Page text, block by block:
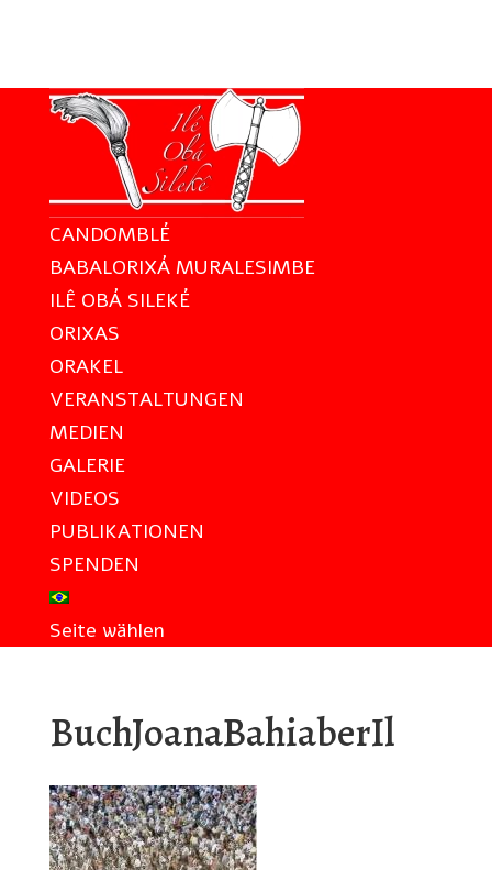
CANDOMBLÉ
BABALORIXÁ MURALESIMBE
ILÊ OBÁ SILEKÉ
ORIXAS
ORAKEL
VERANSTALTUNGEN
MEDIEN
GALERIE
VIDEOS
PUBLIKATIONEN
SPENDEN
Seite wählen
BuchJoanaBahiaberIl